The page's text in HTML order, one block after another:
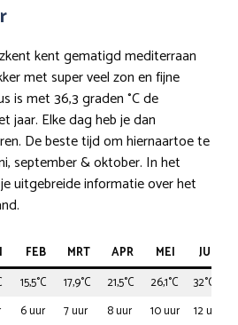
kent gematigd mediterraan
met super veel zon en fijne
is met 36,3 graden °C de
jaar. Elke dag heb je dan
De beste tijd om hiernaartoe te
september & oktober. In het
uitgebreide informatie over het
FEB MRT APR MEI
JUN
15,5°C 17,9°C 21,5°C 26,1°C 32°C
6 uur 7 uur 8 uur 10 uur 12 uur